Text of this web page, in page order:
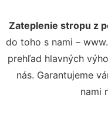
Zateplenie stropu z
do toho s nami –
prehľad hlavných
nás. Garantujeme
nami